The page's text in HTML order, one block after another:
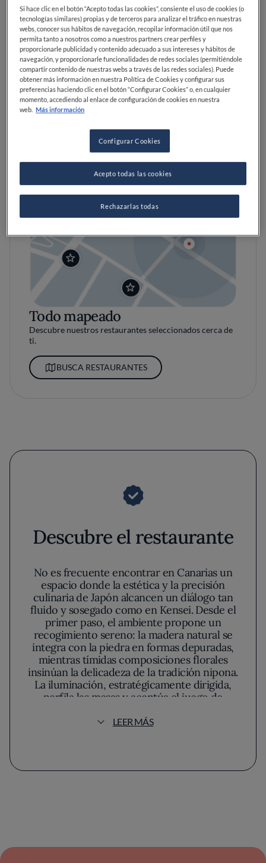
SERVICIOS
Cócteles
Postres deliciosos
Maestría en café
Ideal para el almuerzo
Ideal para la cena
Carta de cervezas
Carta de vinos
Vegetariano
Terraza exterior
Ideal para grupos
Todo mapeado
Descubre nuestros restaurantes seleccionados cerca de
ti.
BUSCA RESTAURANTES
Descubre el restaurante
No es frecuente encontrar en Canarias un
espacio donde la estética y la precisión
culinaria de Japón alcancen un diálogo tan
fluido y sosegado como en Kensei. Desde el
primer paso, el ambiente propone un
recogimiento sereno: la madera natural se
integra con la piedra en formas depuradas,
mientras tímidas composiciones florales
insinúan la delicadeza de la tradición nipona.
La iluminación, estratégicamente dirigida,
perfila las mesas y acentúa el juego de
contemplación pausada antes incluso de que
enraíza en la tradición sin enclaustrarse. La
resultaría casi arquitectónica si no mantuviera
LEER MÁS
Si hace clic en el botón “Acepto todas las cookies”, consiente el uso de cookies (o
tecnologías similares) propias y de terceros para analizar el tráfico en nuestras
webs, conocer sus hábitos de navegación, recopilar información útil que nos
permita tanto a nosotros como a nuestros partners crear perfiles y
proporcionarle publicidad y contenido adecuado a sus intereses y hábitos de
navegación, y proporcionarle funcionalidades de redes sociales (permitiéndole
compartir contenido de nuestras webs a través de las redes sociales). Puede
obtener más información en nuestra Política de Cookies y configurar sus
preferencias haciendo clic en el botón “Configurar Cookies” o, en cualquier
momento, accediendo al enlace de configuración de cookies en nuestra
web. Más información
Configurar Cookies
Rechazarlas todas
Acepto todas las cookies